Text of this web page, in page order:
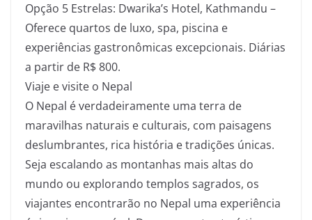
Opção 5 Estrelas: Dwarika’s Hotel, Kathmandu –
Oferece quartos de luxo, spa, piscina e
experiências gastronômicas excepcionais. Diárias
a partir de R$ 800.
Viaje e visite o Nepal
O Nepal é verdadeiramente uma terra de
maravilhas naturais e culturais, com paisagens
deslumbrantes, rica história e tradições únicas.
Seja escalando as montanhas mais altas do
mundo ou explorando templos sagrados, os
viajantes encontrarão no Nepal uma experiência